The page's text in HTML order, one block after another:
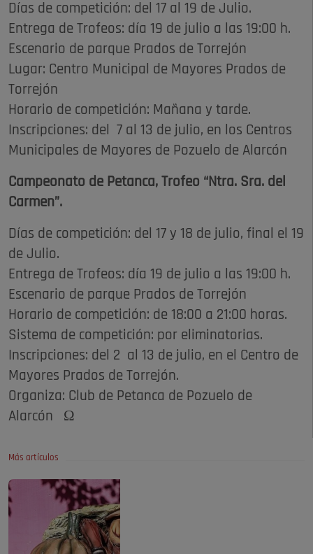
Días de competición: del 17 al 19 de Julio.
Entrega de Trofeos: día 19 de julio a las 19:00 h.
Escenario de parque Prados de Torrejón
Lugar: Centro Municipal de Mayores Prados de
Torrejón
Horario de competición: Mañana y tarde.
Inscripciones: del 7 al 13 de julio, en los Centros
Municipales de Mayores de Pozuelo de Alarcón
Campeonato de Petanca, Trofeo “Ntra. Sra. del
Carmen”.
Días de competición: del 17 y 18 de julio, final el 19
de Julio.
Entrega de Trofeos: día 19 de julio a las 19:00 h.
Escenario de parque Prados de Torrejón
Horario de competición: de 18:00 a 21:00 horas.
Sistema de competición: por eliminatorias.
Inscripciones: del 2 al 13 de julio, en el Centro de
Mayores Prados de Torrejón.
Organiza: Club de Petanca de Pozuelo de
Alarcón Ω
Más artículos